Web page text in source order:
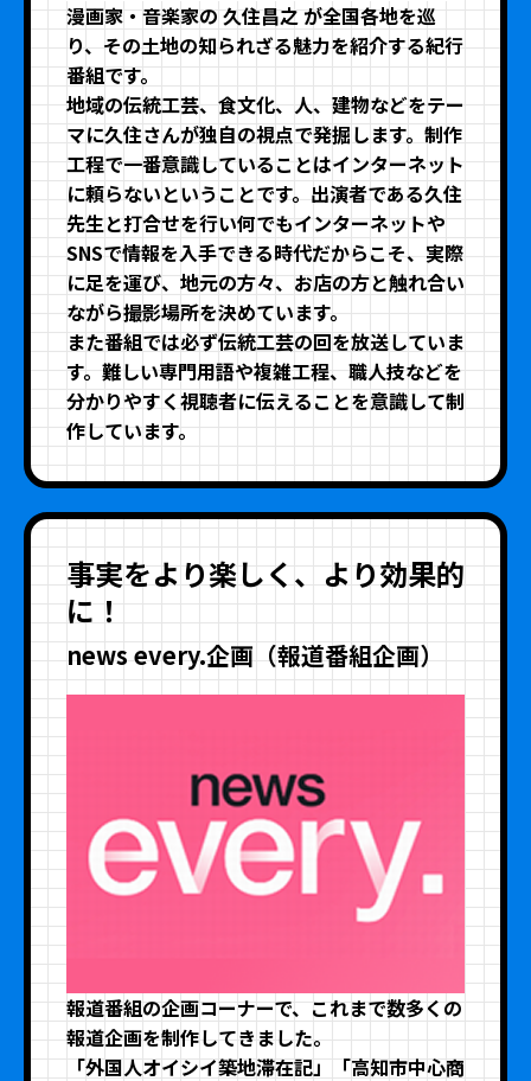
漫画家・音楽家の 久住昌之 が全国各地を巡
り、その土地の知られざる魅力を紹介する紀行
番組です。
地域の伝統工芸、食文化、人、建物などをテー
マに久住さんが独自の視点で発掘します。制作
工程で一番意識していることはインターネット
に頼らないということです。出演者である久住
先生と打合せを行い何でもインターネットや
SNSで情報を入手できる時代だからこそ、実際
に足を運び、地元の方々、お店の方と触れ合い
ながら撮影場所を決めています。
また番組では必ず伝統工芸の回を放送していま
す。難しい専門用語や複雑工程、職人技などを
分かりやすく視聴者に伝えることを意識して制
作しています。
事実をより楽しく、より効果的
に！
news every.企画（報道番組企画）
報道番組の企画コーナーで、これまで数多くの
報道企画を制作してきました。
「外国人オイシイ築地滞在記」「高知市中心商